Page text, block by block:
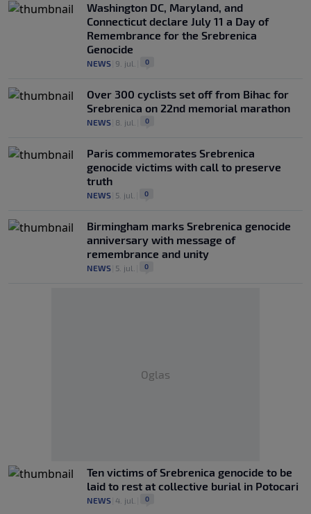
Washington DC, Maryland, and
Connecticut declare July 11 a Day of
Remembrance for the Srebrenica
Genocide
NEWS 9. jul. 0
Over 300 cyclists set off from Bihac for
Srebrenica on 22nd memorial marathon
NEWS 8. jul. 0
Paris commemorates Srebrenica
genocide victims with call to preserve
truth
NEWS 5. jul. 0
Birmingham marks Srebrenica genocide
anniversary with message of
remembrance and unity
NEWS 5. jul. 0
Oglas
Ten victims of Srebrenica genocide to be
laid to rest at collective burial in Potocari
NEWS 4. jul. 0